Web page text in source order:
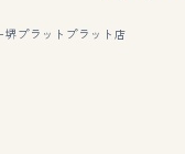
と見る
堺プラットプラット店